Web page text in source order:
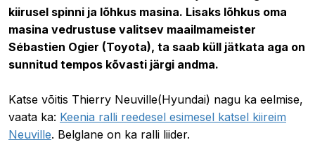
kiirusel spinni ja lõhkus masina. Lisaks lõhkus oma
masina vedrustuse valitsev maailmameister
Sébastien Ogier (Toyota), ta saab küll jätkata aga on
sunnitud tempos kõvasti järgi andma.
Katse võitis Thierry Neuville(Hyundai) nagu ka eelmise,
vaata ka: Keenia ralli reedesel esimesel katsel kiireim
Neuville. Belglane on ka ralli liider.